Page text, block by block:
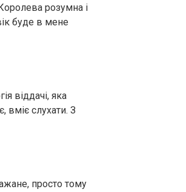
розумна і
буде в мене
віддачі, яка
вміє слухати. З
просто тому